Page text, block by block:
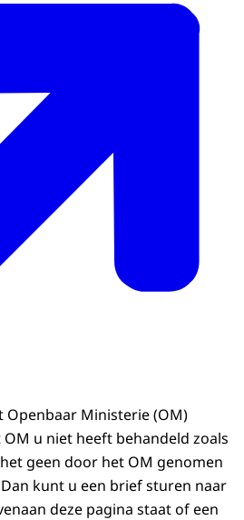
Openbaar Ministerie (OM)
u niet heeft behandeld zoals
geen door het OM genomen
kunt u een brief sturen naar
deze pagina staat of een